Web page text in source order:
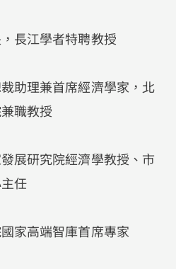
長江學者特聘教授
助理兼首席經濟學家，北
職教授
展研究院經濟學教授、市
任
家高端智庫首席專家